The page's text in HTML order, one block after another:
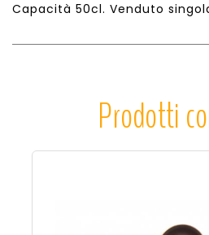
Capacità 50cl. Venduto
Prodotti